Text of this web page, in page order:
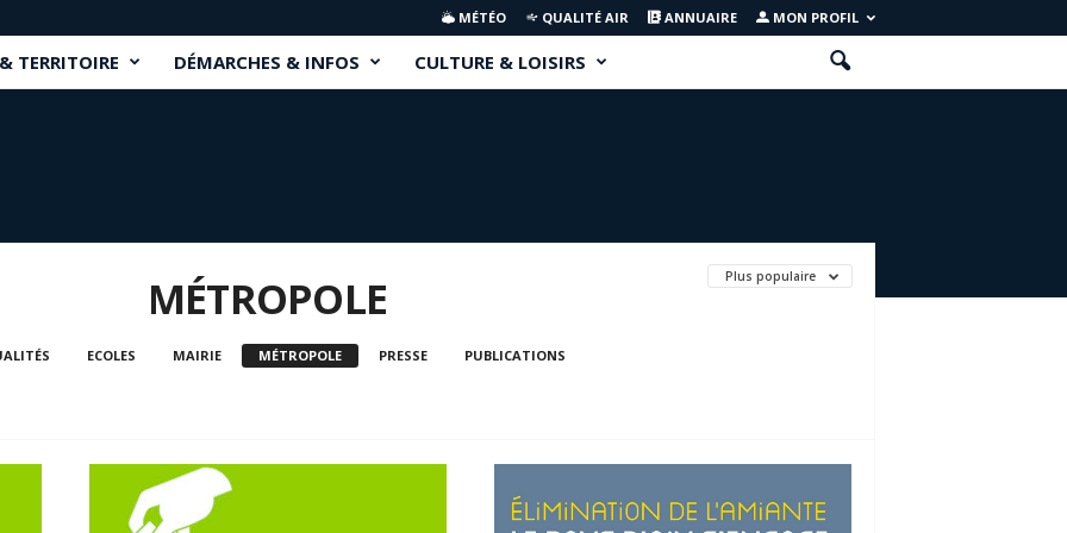
MÉTÉO QUALITÉ AIR ANNUAIRE MON PROFIL
TERRITOIRE DÉMARCHES & INFOS CULTURE & LOISIRS
Plus populaire
MÉTROPOLE
ECOLES MAIRIE MÉTROPOLE PRESSE PUBLICATIONS